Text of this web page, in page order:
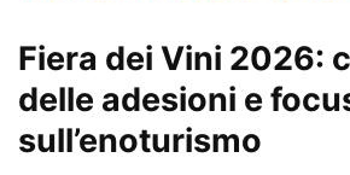
Fiera dei Vini 2026:
delle adesioni e
sull’enoturismo